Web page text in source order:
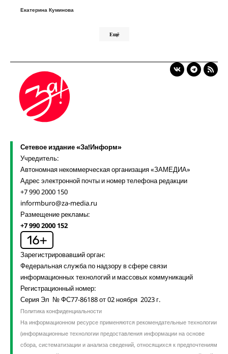
Екатерина Куминова
Ещё
Сетевое издание «За!Информ»
Учредитель:
Автономная некоммерческая организация «ЗАМЕДИА»
Адрес электронной почты и номер телефона редакции
+7 990 2000 150
informburo@za-media.ru
Размещение рекламы:
+7 990 2000 152
Зарегистрировавший орган:
Федеральная служба по надзору в сфере связи
информационных технологий и массовых коммуникаций
Регистрационный номер:
Серия Эл № ФС77-86188 от 02 ноября 2023 г.
Политика конфиденциальности
На информационном ресурсе применяются рекомендательные технологии
(информационные технологии предоставления информации на основе
сбора, систематизации и анализа сведений, относящихся к предпочтениям